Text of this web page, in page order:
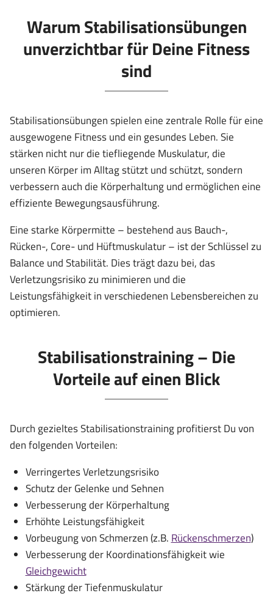
Warum Stabilisationsübungen
unverzichtbar für Deine Fitness
sind
Stabilisationsübungen spielen eine zentrale Rolle für eine
ausgewogene Fitness und ein gesundes Leben. Sie
stärken nicht nur die tiefliegende Muskulatur, die
unseren Körper im Alltag stützt und schützt, sondern
verbessern auch die Körperhaltung und ermöglichen eine
effiziente Bewegungsausführung.
Eine starke Körpermitte – bestehend aus Bauch-,
Rücken-, Core- und Hüftmuskulatur – ist der Schlüssel zu
Balance und Stabilität. Dies trägt dazu bei, das
Verletzungsrisiko zu minimieren und die
Leistungsfähigkeit in verschiedenen Lebensbereichen zu
optimieren.
Stabilisationstraining – Die
Vorteile auf einen Blick
Durch gezieltes Stabilisationstraining profitierst Du von
den folgenden Vorteilen:
Verringertes Verletzungsrisiko
Schutz der Gelenke und Sehnen
Verbesserung der Körperhaltung
Erhöhte Leistungsfähigkeit
Vorbeugung von Schmerzen (z.B. Rückenschmerzen)
Verbesserung der Koordinationsfähigkeit wie
Gleichgewicht
Stärkung der Tiefenmuskulatur